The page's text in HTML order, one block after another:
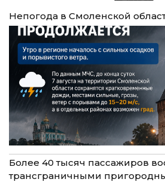
Непогода в Смоленской
Более 40 тысяч пассажиров
трансграничными